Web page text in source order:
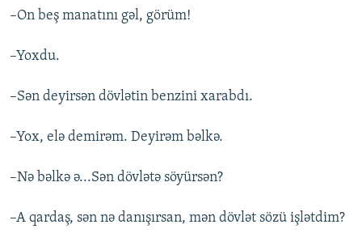
–On beş manatını gəl, görüm!
–Yoxdu.
–Sən deyirsən dövlətin benzini xarabdı.
–Yox, elə demirəm. Deyirəm bəlkə.
–Nə bəlkə ə...Sən dövlətə söyürsən?
–A qardaş, sən nə danışırsan, mən dövlət sözü işlətdim?